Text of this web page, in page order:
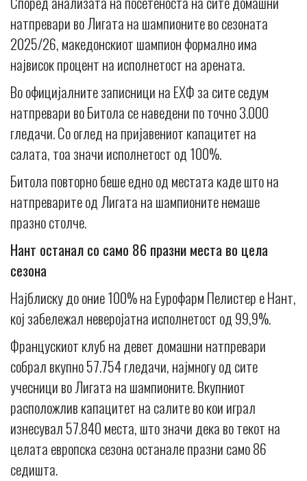
натпревари во Лигата на шампионите во сезоната
2025/26, македонскиот шампион формално има
највисок процент на исполнетост на арената.
Во официјалните записници на ЕХФ за сите седум
натпревари во Битола се наведени по точно 3.000
гледачи. Со оглед на пријавениот капацитет на
салата, тоа значи исполнетост од 100%.
Битола повторно беше едно од местата каде што на
натпреварите од Лигата на шампионите немаше
празно столче.
Нант останал со само 86 празни места во цела
сезона
Најблиску до oние 100% на Еурофарм Пелистер е Нант,
кој забележал неверојатна исполнетост од 99,9%.
Францускиот клуб на девет домашни натпревари
собрал вкупно 57.754 гледачи, најмногу од сите
учесници во Лигата на шампионите. Вкупниот
расположлив капацитет на салите во кои играл
изнесувал 57.840 места, што значи дека во текот на
целата европска сезона останале празни само 86
седишта.